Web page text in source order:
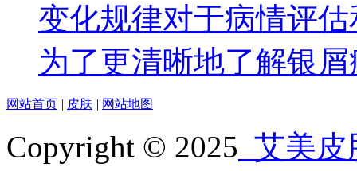
变化规律对于病情评
为了更清晰地了解银
网站首页 | 皮肤 | 网站地图
Copyright © 2025 艾美皮